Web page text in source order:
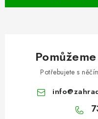
Potřebujete s
info@